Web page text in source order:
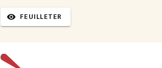
visibility FEUILLETER